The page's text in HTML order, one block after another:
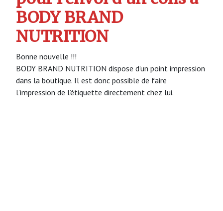
BODY BRAND
NUTRITION
Bonne nouvelle !!!
BODY BRAND NUTRITION dispose d’un point impression
dans la boutique. Il est donc possible de faire
l’impression de l’étiquette directement chez lui.